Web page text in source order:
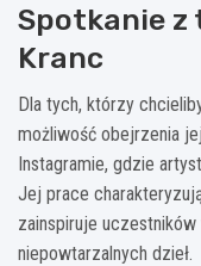
Spotkanie z
Kranc
Dla tych, którzy
możliwość obejrzenia
Instagramie, gdzie
Jej prace
zainspiruje
niepowtarzalnych dzieł.